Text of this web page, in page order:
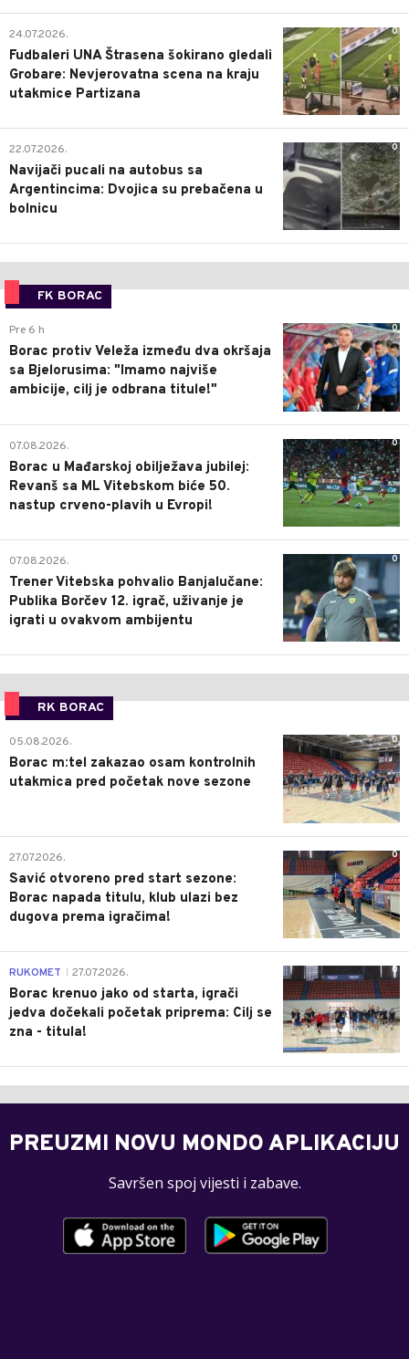
0
24.07.2026.
Fudbaleri UNA Štrasena šokirano gledali
Grobare: Nevjerovatna scena na kraju
utakmice Partizana
0
22.07.2026.
Navijači pucali na autobus sa
Argentincima: Dvojica su prebačena u
bolnicu
FK BORAC
0
Pre 6 h
Borac protiv Veleža između dva okršaja
sa Bjelorusima: "Imamo najviše
ambicije, cilj je odbrana titule!"
0
07.08.2026.
Borac u Mađarskoj obilježava jubilej:
Revanš sa ML Vitebskom biće 50.
nastup crveno-plavih u Evropi!
0
07.08.2026.
Trener Vitebska pohvalio Banjalučane:
Publika Borčev 12. igrač, uživanje je
igrati u ovakvom ambijentu
RK BORAC
0
05.08.2026.
Borac m:tel zakazao osam kontrolnih
utakmica pred početak nove sezone
0
27.07.2026.
Savić otvoreno pred start sezone:
Borac napada titulu, klub ulazi bez
dugova prema igračima!
0
RUKOMET 27.07.2026.
Borac krenuo jako od starta, igrači
jedva dočekali početak priprema: Cilj se
zna - titula!
PREUZMI NOVU MONDO APLIKACIJU
Savršen spoj vijesti i zabave.